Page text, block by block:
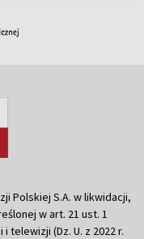
Polskiej S.A. w likwidacji,
w art. 21 ust. 1
telewizji (Dz. U. z 2022 r.